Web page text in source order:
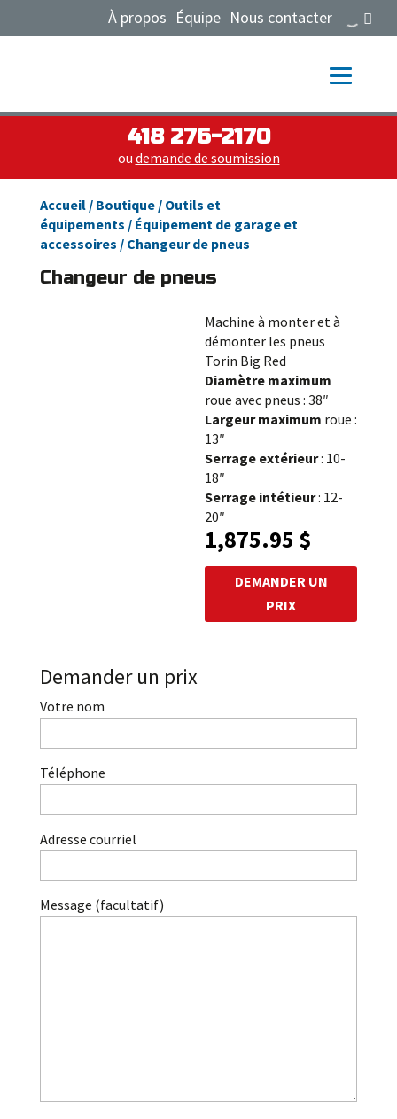
À propos Équipe Nous contacter
418 276-2170
ou demande de soumission
Accueil/ Boutique/ Outils et
équipements / Équipement de garage et
accessoires / Changeur de pneus
Changeur de pneus
Machine à monter et à
démonter les pneus
Torin Big Red
Diamètre maximum
roue avec pneus : 38″
Largeur maximum roue :
13″
Serrage extérieur: 10-
18″
Serrage intétieur: 12-
20″
1,875.95 $
DEMANDER UN
PRIX
Demander un prix
Votre nom
Téléphone
Adresse courriel
Message (facultatif)